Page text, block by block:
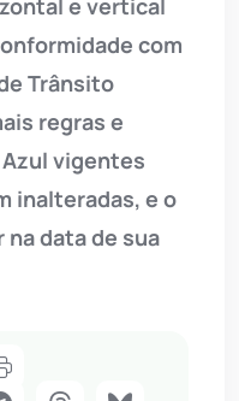
e vertical
com
Trânsito
regras e
vigentes
inalteradas, e o
data de sua